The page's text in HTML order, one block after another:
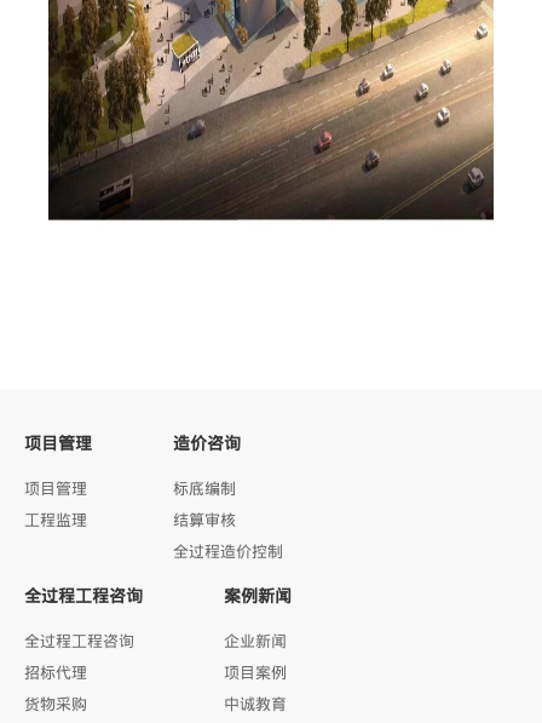
项目管理
项目管理
工程监理
造价咨询
标底编制
结算审核
全过程造价控制
全过程工程咨询
全过程工程咨询
招标代理
货物采购
案例新闻
企业新闻
项目案例
中诚教育